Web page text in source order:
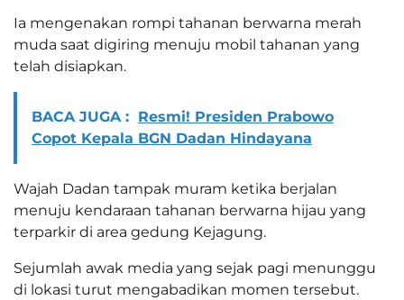
Ia mengenakan rompi tahanan berwarna merah
muda saat digiring menuju mobil tahanan yang
telah disiapkan.
BACA JUGA : Resmi! Presiden Prabowo
Copot Kepala BGN Dadan Hindayana
Wajah Dadan tampak muram ketika berjalan
menuju kendaraan tahanan berwarna hijau yang
terparkir di area gedung Kejagung.
Sejumlah awak media yang sejak pagi menunggu
di lokasi turut mengabadikan momen tersebut.